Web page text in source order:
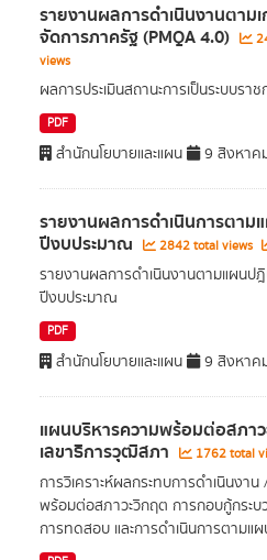
รายงานผลการดําเนินงานตา
จัดการภาครัฐ (PMQA 4.0)
views
ผลการประเมินสถานะการเป็นระบบร
PDF
สำนักนโยบายและแผน 9 สิงหาค
รายงานผลการดำเนินการตาม
ปีงบประมาณ 2842 total views
รายงานผลการดำเนินงานตามแผนป
ปีงบประมาณ
PDF
สำนักนโยบายและแผน 9 สิงหาค
แผนบริหารความพร้อมต่อสภา
เลขาธิการวุฒิสภา 1762 total
การวิเคราะห์ผลกระทบการดำเนินงา
พร้อมต่อสภาวะวิกฤต การกอบกู้กระ
การทดสอบ และการดำเนินการตามแ